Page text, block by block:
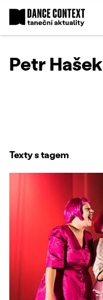
Petr Hašek
Texty s tagem